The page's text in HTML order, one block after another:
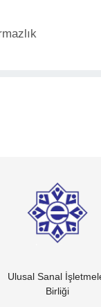
Ulusal Sanal
Birliği